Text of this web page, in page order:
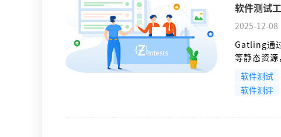
软件测试
2025-12-08
Gatling通
等静态资
取资源链
资源报告
行
软件测试
软件测评